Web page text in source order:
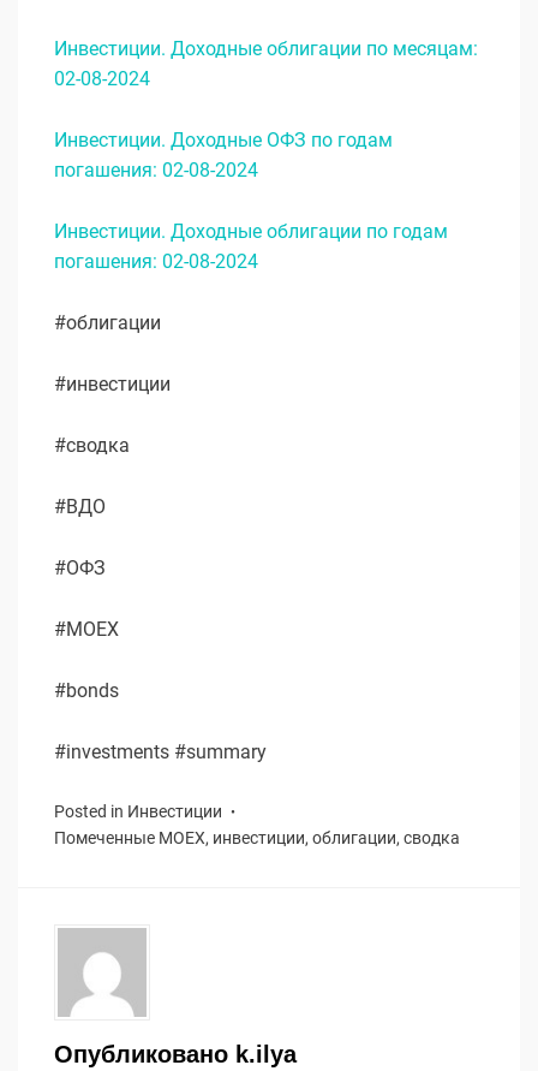
Инвестиции. Доходные облигации по месяцам:
02-08-2024
Инвестиции. Доходные ОФЗ по годам
погашения: 02-08-2024
Инвестиции. Доходные облигации по годам
погашения: 02-08-2024
#облигации
#инвестиции
#сводка
#ВДО
#ОФЗ
#MOEX
#bonds
#investments #summary
Posted in Инвестиции
Помеченные MOEX, инвестиции, облигации, сводка
Опубликовано k.ilya